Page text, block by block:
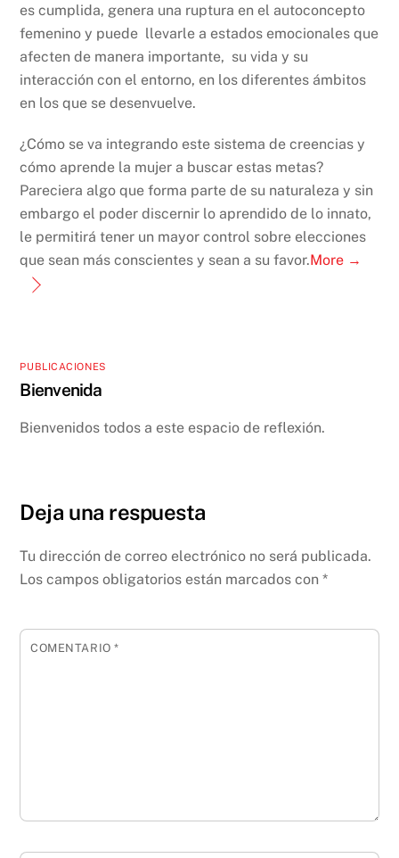
es cumplida, genera una ruptura en el autoconcepto
femenino y puede llevarle a estados emocionales que
afecten de manera importante, su vida y su
interacción con el entorno, en los diferentes ámbitos
en los que se desenvuelve.
¿Cómo se va integrando este sistema de creencias y
cómo aprende la mujer a buscar estas metas?
Pareciera algo que forma parte de su naturaleza y sin
embargo el poder discernir lo aprendido de lo innato,
le permitirá tener un mayor control sobre elecciones
que sean más conscientes y sean a su favor.More →
PUBLICACIONES
Bienvenida
Bienvenidos todos a este espacio de reflexión.
Deja una respuesta
Tu dirección de correo electrónico no será publicada.
Los campos obligatorios están marcados con*
COMENTARIO*